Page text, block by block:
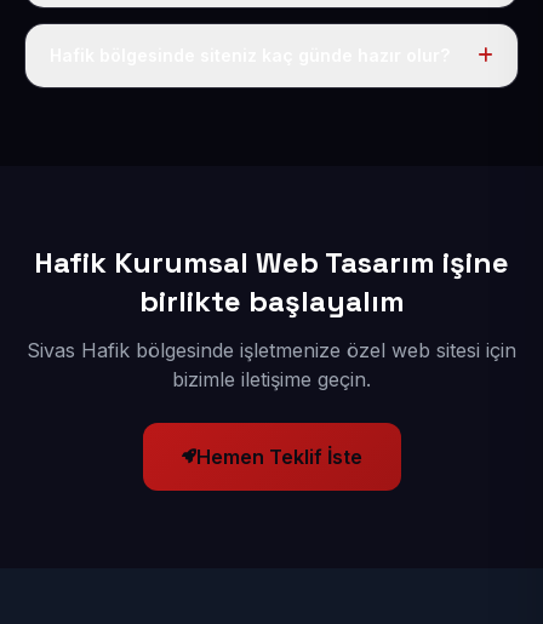
Tek fiyat uygulanır: yıllık 50 USD + KDV. Bu bedele alan
Hafik Kurumsal Web Tasarım işine
birlikte başlayalım
Sivas Hafik bölgesinde işletmenize özel web sitesi için
bizimle iletişime geçin.
Hemen Teklif İste